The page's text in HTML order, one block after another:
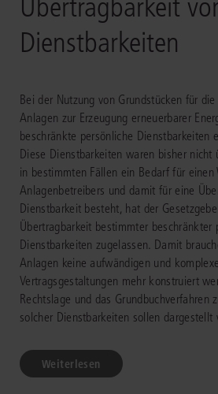
Übertragbarkeit
Dienstbarkeiten
Bei der Nutzung von Grundstücken für
Anlagen zur Erzeugung erneuerbarer
beschränkte persönliche Dienstbarkeiten
Diese Dienstbarkeiten waren bisher nicht
in bestimmten Fällen ein Bedarf für einen
Anlagenbetreibers und damit für eine
Dienstbarkeit besteht, hat der
Übertragbarkeit bestimmter beschränkter
Dienstbarkeiten zugelassen. Damit
Anlagen keine aufwändigen und
Vertragsgestaltungen mehr konstruiert
Rechtslage und das Grundbuchverfahren
solcher Dienstbarkeiten sollen dargestellt
Weiterlesen